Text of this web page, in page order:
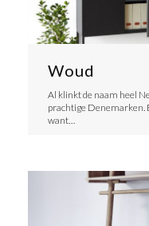
Woud
Al klinkt de naam heel
prachtige Denemarken.
want…